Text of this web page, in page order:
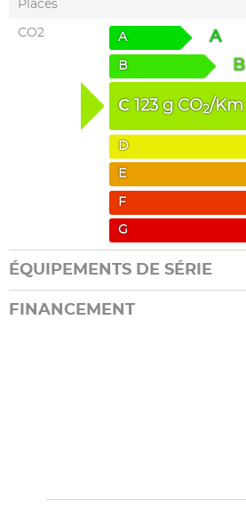
Places
CO2 A A
B B
C 123 g CO2/Km
D
E
F
G
ÉQUIPEMENTS DE SÉRIE
FINANCEMENT